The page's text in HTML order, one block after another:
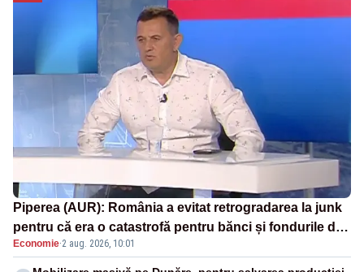
Piperea (AUR): România a evitat retrogradarea la junk
pentru că era o catastrofă pentru bănci și fondurile de
pensii
Economie·2 aug. 2026, 10:01